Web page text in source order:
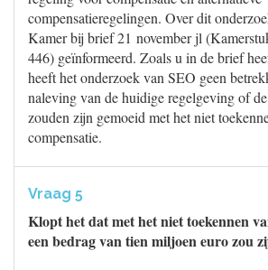
compensatieregelingen. Over dit
Kamer bij brief 21 november jl
446) geïnformeerd. Zoals u in de brief
heeft het onderzoek van SEO geen
naleving van de huidige regelgeving of
zouden zijn gemoeid met het niet
compensatie.
Vraag 5
Klopt het dat met het niet toekennen
een bedrag van tien miljoen euro zou